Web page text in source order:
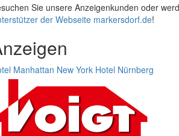
Sie unsere Anzeigenkunden oder
der Webseite markersdorf.de!
Manhattan New York Hotel Nürnberg